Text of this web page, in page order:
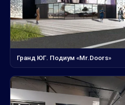
Гранд ЮГ. Подиум «Mr.Doors»